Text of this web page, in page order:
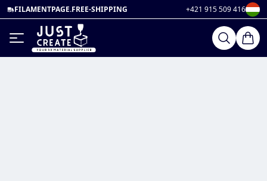
FILAMENTPAGE.FREE-SHIPPING +421 915 509 416